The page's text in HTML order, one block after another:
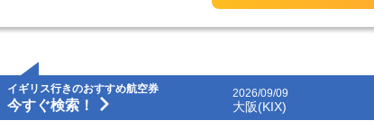
イギリス行きのおすすめ航空券
今すぐ検索！
2026/09/09
大阪(KIX)